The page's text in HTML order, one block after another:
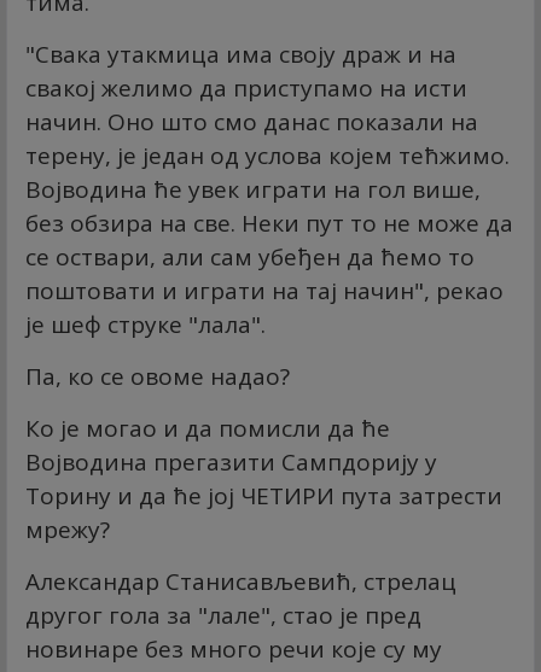
"Свака утакмица има своју драж и на
свакој желимо да приступамо на исти
начин. Оно што смо данас показали на
терену, је један од услова којем тећжимо.
Војводина ће увек играти на гол више,
без обзира на све. Неки пут то не може да
се оствари, али сам убеђен да ћемо то
поштовати и играти на тај начин", рекао
је шеф струке "лала".
Па, ко се овоме надао?
Ко је могао и да помисли да ће
Војводина прегазити Сампдорију у
Торину и да ће јој ЧЕТИРИ пута затрести
мрежу?
Александар Станисављевић, стрелац
другог гола за "лале", стао је пред
новинаре без много речи које су му